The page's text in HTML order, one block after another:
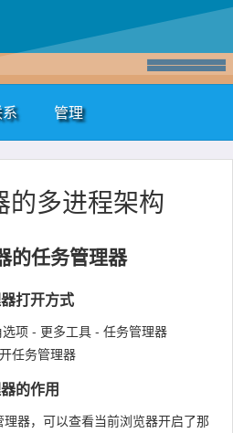
管理
的多进程架构
的任务管理器
打开方式
项 - 更多工具 - 任务管理器
任务管理器
的作用
器，可以查看当前浏览器开启了那